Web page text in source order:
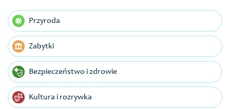
Przyroda
Zabytki
Bezpieczeństwo i zdrowie
Kultura i rozrywka